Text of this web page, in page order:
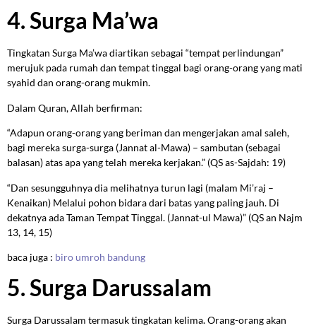
4. Surga Ma’wa
Tingkatan Surga Ma’wa diartikan sebagai “tempat perlindungan”
merujuk pada rumah dan tempat tinggal bagi orang-orang yang mati
syahid dan orang-orang mukmin.
Dalam Quran, Allah berfirman:
“Adapun orang-orang yang beriman dan mengerjakan amal saleh,
bagi mereka surga-surga (Jannat al-Mawa) – sambutan (sebagai
balasan) atas apa yang telah mereka kerjakan.” (QS as-Sajdah: 19)
“Dan sesungguhnya dia melihatnya turun lagi (malam Mi’raj –
Kenaikan) Melalui pohon bidara dari batas yang paling jauh. Di
dekatnya ada Taman Tempat Tinggal. (Jannat-ul Mawa)” (QS an Najm
13, 14, 15)
baca juga : biro umroh bandung
5. Surga Darussalam
Surga Darussalam termasuk tingkatan kelima. Orang-orang akan